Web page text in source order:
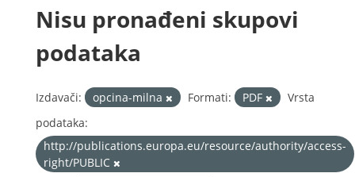
Nisu pronađeni skupovi
podataka
Izdavači: opcina-milna Formati: PDF
Vrsta
podataka:
http://publications.europa.eu/resource/authority/access-
right/PUBLIC